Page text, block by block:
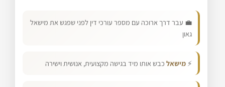
💼 עבר דרך ארוכה עם מספר עורכי דין לפני שפגש את מישאל
גאון
⚡ מישאל כבש אותו מיד בגישה מקצועית, אנושית וישירה